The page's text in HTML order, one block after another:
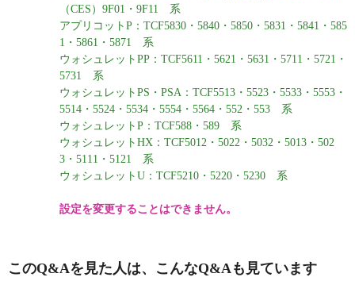
（CES）9F01・9F11 系
アプリコットP：TCF5830・5840・5850・5831・5841・585
1・5861・5871 系
ウォシュレットPP：TCF5611・5621・5631・5711・5721・
5731 系
ウォシュレットPS・PSA：TCF5513・5523・5533・5553・
5514・5524・5534・5554・5564・552・553 系
ウォシュレットP：TCF588・589 系
ウォシュレットHX：TCF5012・5022・5032・5013・502
3・5111・5121 系
ウォシュレットU：TCF5210・5220・5230 系
設定を変更することはできません。
このQ&Aを見た人は、こんなQ&Aも見ています